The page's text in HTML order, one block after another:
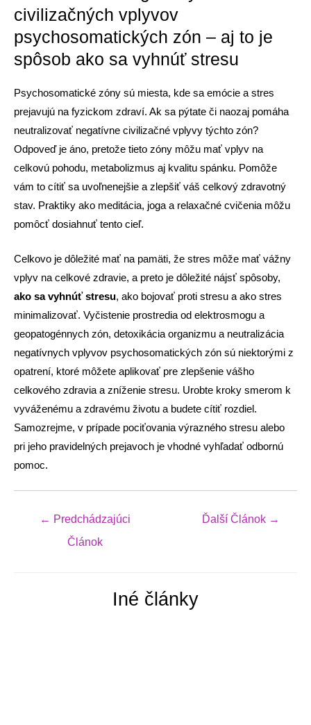
civilizačných vplyvov
psychosomatických zón – aj to je
spôsob ako sa vyhnúť stresu
Psychosomatické zóny sú miesta, kde sa emócie a stres
prejavujú na fyzickom zdraví. Ak sa pýtate či naozaj pomáha
neutralizovať negatívne civilizačné vplyvy týchto zón?
Odpoveď je áno, pretože tieto zóny môžu mať vplyv na
celkovú pohodu, metabolizmus aj kvalitu spánku. Pomôže
vám to cítiť sa uvoľnenejšie a zlepšiť váš celkový zdravotný
stav. Praktiky ako meditácia, joga a relaxačné cvičenia môžu
pomôcť dosiahnuť tento cieľ.
Celkovo je dôležité mať na pamäti, že stres môže mať vážny
vplyv na celkové zdravie, a preto je dôležité nájsť spôsoby,
ako sa vyhnúť stresu, ako bojovať proti stresu a ako stres
minimalizovať. Vyčistenie prostredia od elektrosmogu a
geopatogénnych zón, detoxikácia organizmu a neutralizácia
negatívnych vplyvov psychosomatických zón sú niektorými z
opatrení, ktoré môžete aplikovať pre zlepšenie vášho
celkového zdravia a zníženie stresu. Urobte kroky smerom k
vyváženému a zdravému životu a budete cítiť rozdiel.
Samozrejme, v prípade pociťovania výrazného stresu alebo
pri jeho pravidelných prejavoch je vhodné vyhľadať odbornú
pomoc.
Navigácia
← Predchádzajúci
Článok
Ďalší Článok →
Iné články